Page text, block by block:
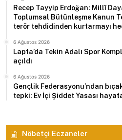
Haftalık trafik
Recep Tayyip Erdoğan: Millî
Toplumsal Bütünleşme Kanun
terör tehdidinden kurtarmayı
6 Ağustos 2026
Lapta’da Tekin Adalı Spor
açıldı
6 Ağustos 2026
Gençlik Federasyonu’ndan
tepki: Ev İçi Şiddet Yasası
Nöbetçi Eczaneler